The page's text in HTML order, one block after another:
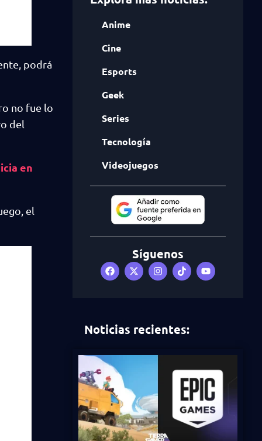
podrá
no fue lo
del
en
el
Anime
Cine
Esports
Geek
Series
Tecnología
Videojuegos
Síguenos
Noticias recientes: